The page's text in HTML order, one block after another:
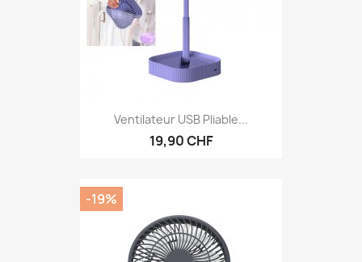
Ventilateur USB Pliable...
19,90 CHF
-19%